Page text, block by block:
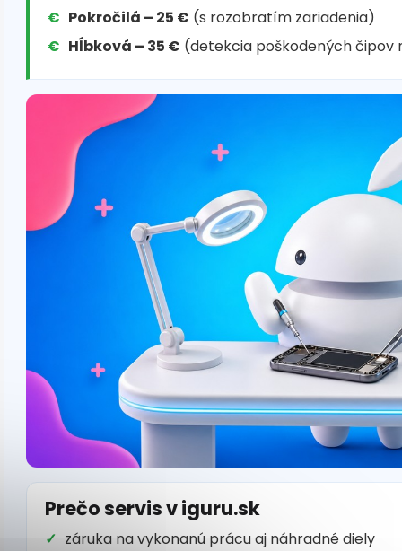
Pokročilá – 25 € (s rozobratím zariadenia)
Hĺbková – 35 € (detekcia poškodených čipov
Prečo servis v iguru.sk
záruka na vykonanú prácu aj náhradné diely